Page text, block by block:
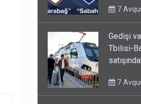
Media və
hüquq
7
Gedişi
Tbilisi-
7